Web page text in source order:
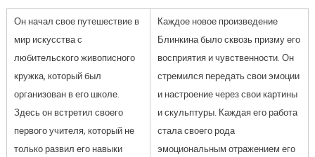
Он начал свое путешествие в
мир искусства с
любительского живописного
кружка, который был
организован в его школе.
Здесь он встретил своего
первого учителя, который не
только развил его навыки
Каждое новое произведение
Блинкина было сквозь призму его
восприятия и чувственности. Он
стремился передать свои эмоции
и настроение через свои картины
и скульптуры. Каждая его работа
стала своего рода
эмоциональным отражением его